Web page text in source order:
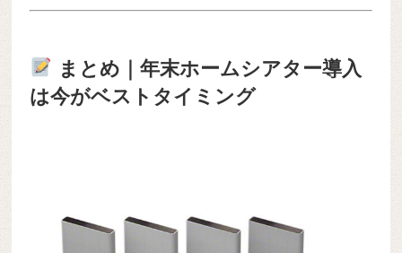
まとめ｜年末ホームシアター導入
は今がベストタイミング